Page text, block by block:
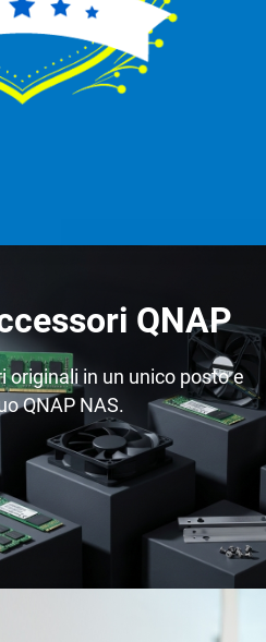
QNAP
originali in un unico posto e
QNAP NAS.